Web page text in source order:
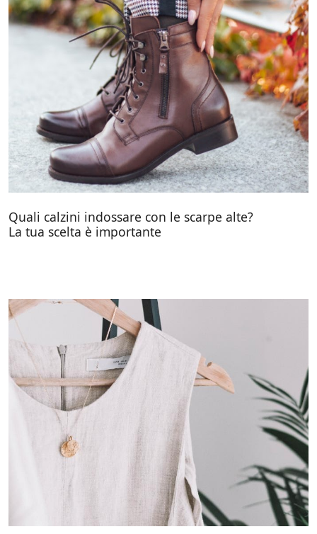
Quali calzini indossare con le scarpe alte?
La tua scelta è importante